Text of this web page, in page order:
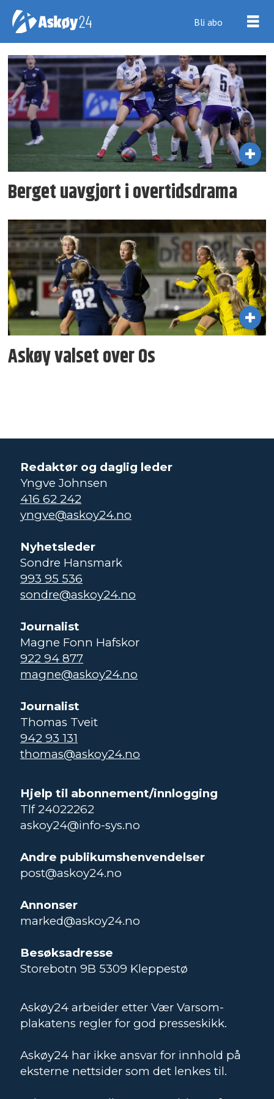
Bli abo
Tag:
andrea
skjøndal
Berget uavgjort i overtidsdrama
Askøy valset over Os
Redaktør og daglig leder
Yngve Johnsen
416 62 242
yngve@askoy24.no
Nyhetsleder
Sondre Hansmark
993 95 536
sondre@askoy24.no
Journalist
Magne Fonn Hafskor
922 94 877
magne@askoy24.no
Journalist
Thomas Tveit
942 93 131
thomas@askoy24.no
Hjelp til abonnement/innlogging
Tlf 24022262
askoy24@info-sys.no
Andre publikumshenvendelser
post@askoy24.no
Annonser
marked@askoy24.no
Besøksadresse
Storebotn 9B 5309 Kleppestø
Askøy24 arbeider etter Vær Varsom-
plakatens regler for god presseskikk.
Askøy24 har ikke ansvar for innhold på
eksterne nettsider som det lenkes til.